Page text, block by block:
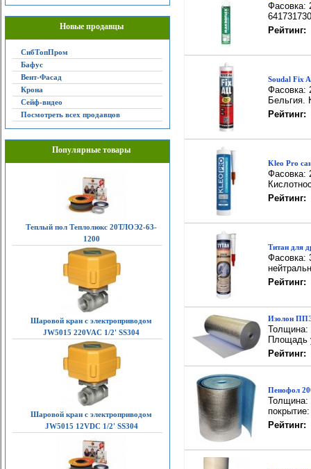
Новые продавцы
СибТопПром
Бафус
Вент-Фасад
Крона
Сейф-видео
Посмотреть всех продавцов
Популярные товары
Теплый пол Теплолюкс 20ТЛОЭ2-63-
1200
Шаровой кран с электроприводом
JW5015 220VAC 1/2' SS304
Шаровой кран с электроприводом
JW5015 12VDC 1/2' SS304
Фасовка:
Рейтинг:
Soudal Fix
Фасовка:
Бельгия.
Рейтинг:
Kleo Pro
Фасовка:
Рейтинг:
Титан для
Фасовка:
Рейтинг:
Изолон
Толщина:
Площадь
Рейтинг:
Пенофол
Толщина:
Рейтинг: